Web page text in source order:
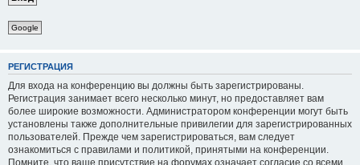
Google
РЕГИСТРАЦИЯ
Для входа на конференцию вы должны быть зарегистрированы.
Регистрация занимает всего несколько минут, но предоставляет вам
более широкие возможности. Администратором конференции могут быть
установлены также дополнительные привилегии для зарегистрированных
пользователей. Прежде чем зарегистрироваться, вам следует
ознакомиться с правилами и политикой, принятыми на конференции.
Помните, что ваше присутствие на форумах означает согласие со всеми